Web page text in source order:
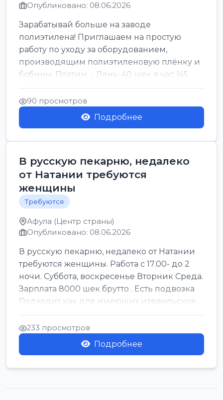
Опубликовано: 08.06.2026
Зарабатывай больше на заводе
полиэтилена! Приглашаем на простую
работу по уходу за оборудованием,
производящим полиэтиленовую плёнку и
бобины. Платим: - День: 40 шек в час (45
для синих бумаг и виз) -...
90 просмотров
Подробнее
В русскую пекарню, недалеко
от Натании требуются
женщины
Требуются
Афула (Центр страны)
Опубликовано: 08.06.2026
В русскую пекарню, недалеко от Натании
требуются женщины. Работа с 17.00- до 2
ночи. Суббота, воскресенье Вторник Среда.
Зарплата 8000 шек брутто . Есть подвозка
Подходит как для имеющих израильское
г...
233 просмотров
Подробнее